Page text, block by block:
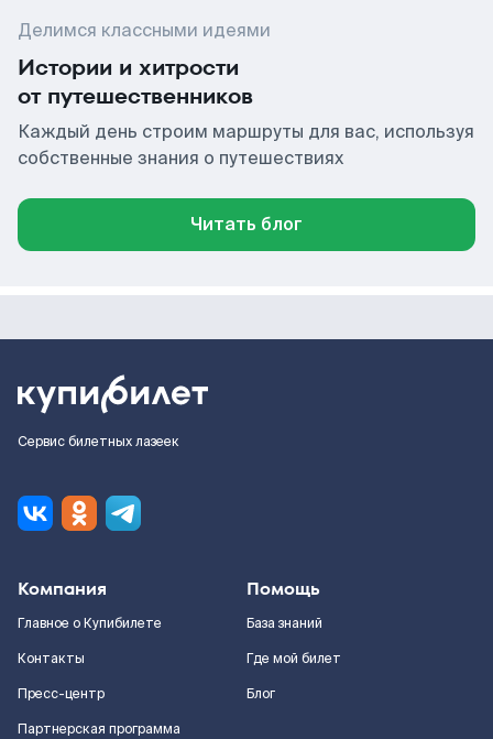
Делимся классными идеями
Истории и хитрости
от путешественников
Каждый день строим маршруты для вас, используя
собственные знания о путешествиях
Читать блог
Сервис билетных лазеек
Компания
Главное о Купибилете
Контакты
Пресс-центр
Партнерская программа
Помощь
База знаний
Где мой билет
Блог